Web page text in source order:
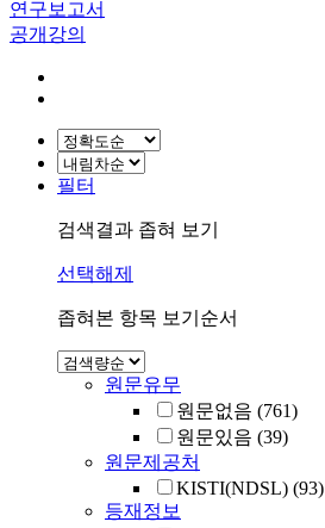
연구보고서
공개강의
필터
검색결과 좁혀 보기
선택해제
좁혀본 항목 보기순서
원문유무
원문없음 (761)
원문있음 (39)
원문제공처
KISTI(NDSL) (93)
등재정보